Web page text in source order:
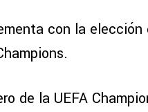
con la
de la UEFA